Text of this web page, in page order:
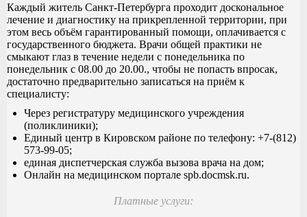
Каждый житель Санкт-Петербурга проходит доскональное
лечение и диагностику на прикрепленной территории, при
этом весь объём гарантированный помощи, оплачивается с
государственного бюджета. Врачи общей практики не
смыкают глаз в течение недели с понедельника по
понедельник с 08.00 до 20.00., чтобы не попасть впросак,
достаточно предварительно записаться на приём к
специалисту:
Через регистратуру медицинского учреждения
(поликлиники);
Единый центр в Кировском районе по телефону: +7-(812)
573-99-05;
единая диспетчерская служба вызова врача на дом;
Онлайн на медицинском портале spb.docmsk.ru.
Платные услуги: